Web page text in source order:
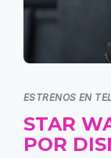
ESTRENOS EN
STAR
POR